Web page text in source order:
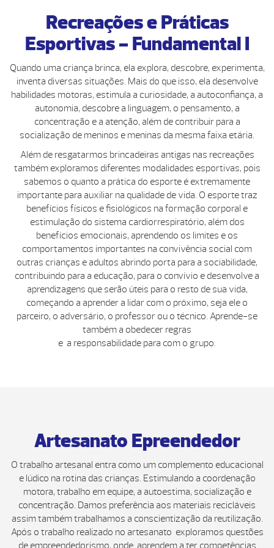
Recreações e Práticas
Esportivas - Fundamental I
Quando uma criança brinca, ela explora, descobre, experimenta,
inventa diversas situações. Mais do que isso, ela desenvolve
habilidades motoras, estimula a curiosidade, a autoconfiança, a
autonomia, descobre a linguagem, o pensamento, a
concentração e a atenção, além de contribuir para a
socialização de meninos e meninas da mesma faixa etária.
Além de resgatarmos brincadeiras antigas nas recreações
também exploramos diferentes modalidades esportivas, pois
sabemos o quanto a prática do esporte é extremamente
importante para auxiliar na qualidade de vida. O esporte traz
benefícios físicos e fisiológicos na formação corporal e
estimulação do sistema cardiorrespiratório, além dos
benefícios emocionais, aprendendo os limites e os
comportamentos importantes na convivência social com
outras crianças e adultos abrindo porta para a sociabilidade,
contribuindo para a educação, para o convívio e desenvolve a
aprendizagens que serão úteis para o resto de sua vida,
começando a aprender a lidar com o próximo, seja ele o
parceiro, o adversário, o professor ou o técnico. Aprende-se
também a obedecer regras
e a responsabilidade para com o grupo.
Artesanato Epreendedor
O trabalho artesanal entra como um complemento educacional
e lúdico na rotina das crianças. Estimulando a coordenação
motora, trabalho em equipe, a autoestima, socialização e
concentração. Damos preferência aos materiais recicláveis
assim também trabalhamos a conscientização da reutilização.
Após o trabalho realizado no artesanato exploramos questões
de empreendedorismo, onde aprendem a ter competências